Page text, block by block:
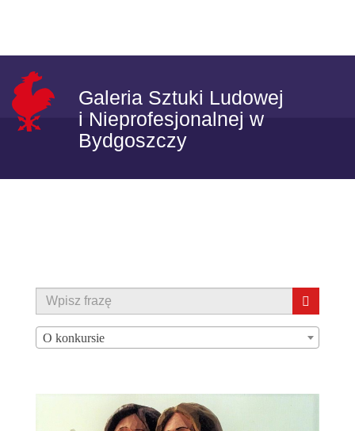
Galeria Sztuki Ludowej
i Nieprofesjonalnej w
Bydgoszczy
O konkursie